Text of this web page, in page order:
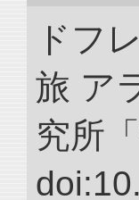
ドフ
旅 ア
究所